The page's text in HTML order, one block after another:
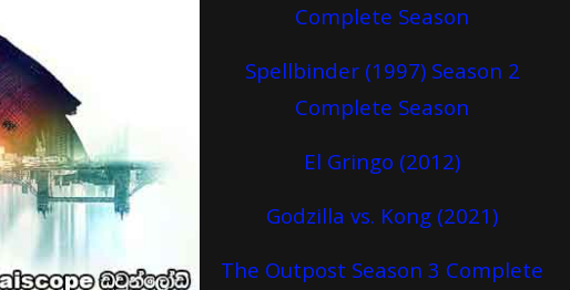
Complete Season
Spellbinder (1997) Season 2
Complete Season
El Gringo (2012)
Godzilla vs. Kong (2021)
The Outpost Season 3 Complete